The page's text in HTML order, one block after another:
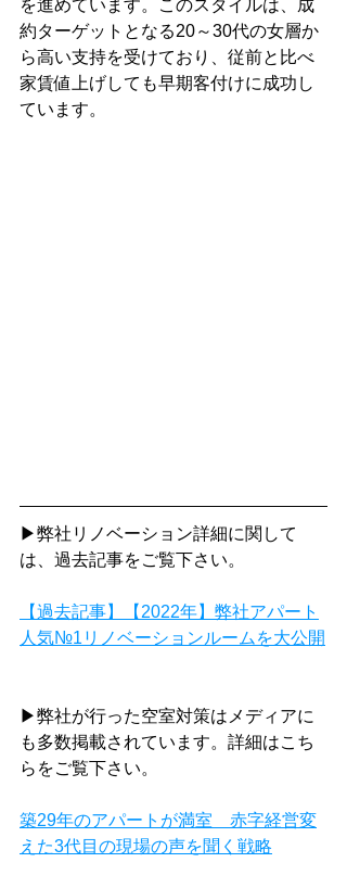
を進めています。このスタイルは、成
約ターゲットとなる20～30代の女層か
ら高い支持を受けており、従前と比べ
家賃値上げしても早期客付けに成功し
ています。
▶弊社リノベーション詳細に関して
は、過去記事をご覧下さい。
【過去記事】【2022年】弊社アパート
人気№1リノベーションルームを大公開
▶弊社が行った空室対策はメディアに
も多数掲載されています。詳細はこち
らをご覧下さい。
築29年のアパートが満室　赤字経営変
えた3代目の現場の声を聞く戦略